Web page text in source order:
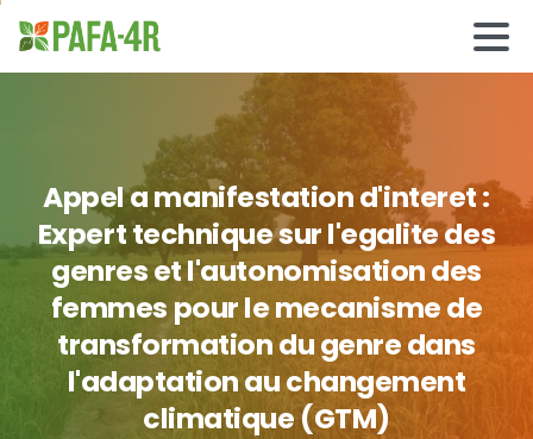
Appelamanifestationd'interet:
Experttechniquesurl'egalitedes
genresetl'autonomisationdes
femmes pourlemecanismede
transformationdugenredans
l'adaptationauchangement
climatique(GTM)